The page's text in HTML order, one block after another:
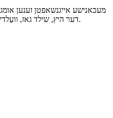
מעכאנישע אייגנשאפטן זענען
דער היץ, שילד גאז, וועַלדינג פּאַראַמעטערס און אנדערע סיבות.